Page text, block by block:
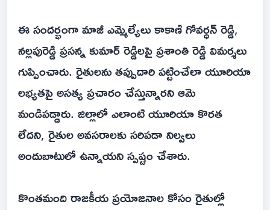
ఈ సందర్భంగా మాజీ ఎమ్మెల్యేలు కాకాణి గోవర్ధన్ రెడ్డి,
నల్లపురెడ్డి ప్రసన్న కుమార్ రెడ్డిలపై ప్రశాంతి రెడ్డి విమర్శలు
గుప్పించారు. రైతులను తప్పుదారి పట్టించేలా యూరియా
లభ్యతపై అసత్య ప్రచారం చేస్తున్నారని ఆమె
మండిపడ్డారు. జిల్లాలో ఎలాంటి యూరియా కొరత
లేదని, రైతుల అవసరాలకు సరిపడా నిల్వలు
అందుబాటులో ఉన్నాయని స్పష్టం చేశారు.
కొంతమంది రాజకీయ ప్రయోజనాల కోసం రైతుల్లో